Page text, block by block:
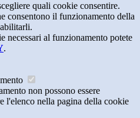
quali cookie consentire.
consentono il funzionamento della
necessari al funzionamento potete
.
non possono essere
l'elenco nella pagina della cookie